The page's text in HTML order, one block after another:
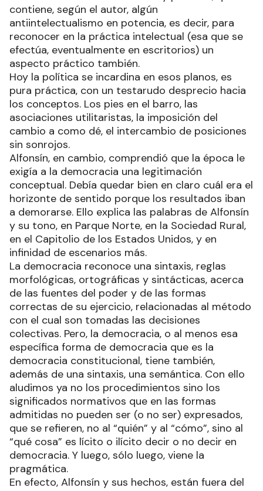
contiene, según el autor, algún
antiintelectualismo en potencia, es decir, para
reconocer en la práctica intelectual (esa que se
efectúa, eventualmente en escritorios) un
aspecto práctico también.
Hoy la política se incardina en esos planos, es
pura práctica, con un testarudo desprecio hacia
los conceptos. Los pies en el barro, las
asociaciones utilitaristas, la imposición del
cambio a como dé, el intercambio de posiciones
sin sonrojos.
Alfonsín, en cambio, comprendió que la época le
exigía a la democracia una legitimación
conceptual. Debía quedar bien en claro cuál era el
horizonte de sentido porque los resultados iban
a demorarse. Ello explica las palabras de Alfonsín
y su tono, en Parque Norte, en la Sociedad Rural,
en el Capitolio de los Estados Unidos, y en
infinidad de escenarios más.
La democracia reconoce una sintaxis, reglas
morfológicas, ortográficas y sintácticas, acerca
de las fuentes del poder y de las formas
correctas de su ejercicio, relacionadas al método
con el cual son tomadas las decisiones
colectivas. Pero, la democracia, o al menos esa
específica forma de democracia que es la
democracia constitucional, tiene también,
además de una sintaxis, una semántica. Con ello
aludimos ya no los procedimientos sino los
significados normativos que en las formas
admitidas no pueden ser (o no ser) expresados,
que se refieren, no al “quién” y al “cómo”, sino al
“qué cosa” es lícito o ilícito decir o no decir en
democracia. Y luego, sólo luego, viene la
pragmática.
En efecto, Alfonsín y sus hechos, están fuera del